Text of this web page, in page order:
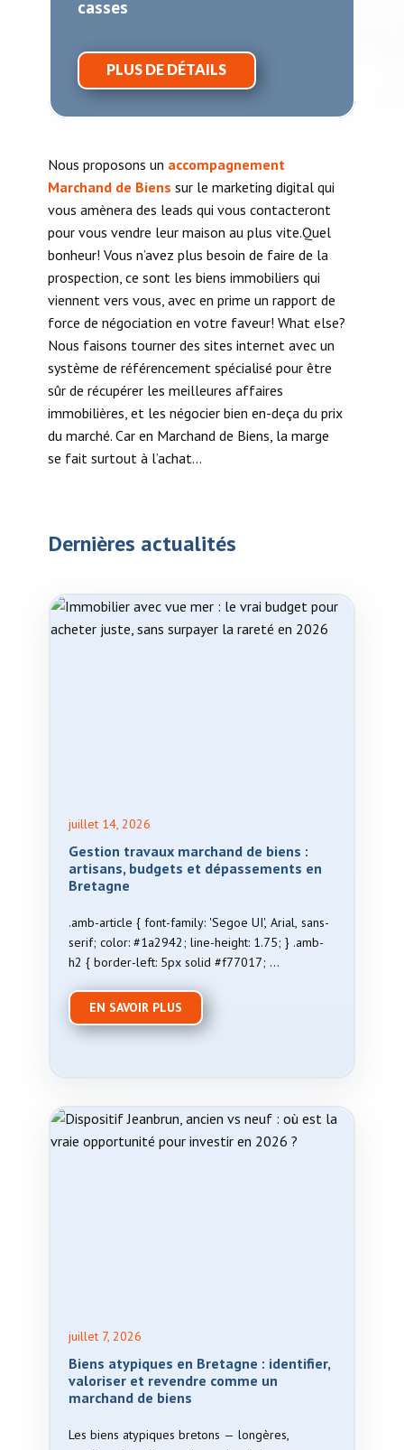
Nous proposons un accompagnement
Marchand de Biens sur le marketing digital qui
vous amènera des leads qui vous contacteront
pour vous vendre leur maison au plus vite.Quel
bonheur! Vous n’avez plus besoin de faire de la
prospection, ce sont les biens immobiliers qui
viennent vers vous, avec en prime un rapport de
force de négociation en votre faveur! What else?
Nous faisons tourner des sites internet avec un
système de référencement spécialisé pour être
sûr de récupérer les meilleures affaires
immobilières, et les négocier bien en-deça du prix
du marché. Car en Marchand de Biens, la marge
se fait surtout à l’achat…
casses
PLUS DE DÉTAILS
Dernières actualités
juillet 14, 2026
Gestion travaux marchand de biens :
artisans, budgets et dépassements en
Bretagne
.amb-article { font-family: 'Segoe UI', Arial, sans-
serif; color: #1a2942; line-height: 1.75; } .amb-
h2 { border-left: 5px solid #f77017; …
EN SAVOIR PLUS
juillet 7, 2026
Biens atypiques en Bretagne : identifier,
valoriser et revendre comme un
marchand de biens
Les biens atypiques bretons — longères,